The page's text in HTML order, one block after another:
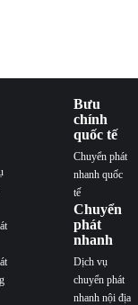
Bưu
chính
quốc tế
Chuyển phát
nhanh quốc
tế
Chuyển
phát
nhanh
Dịch vụ
chuyển phát
nhanh nội địa